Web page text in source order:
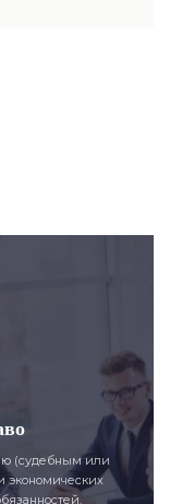
(судебным или
экономических